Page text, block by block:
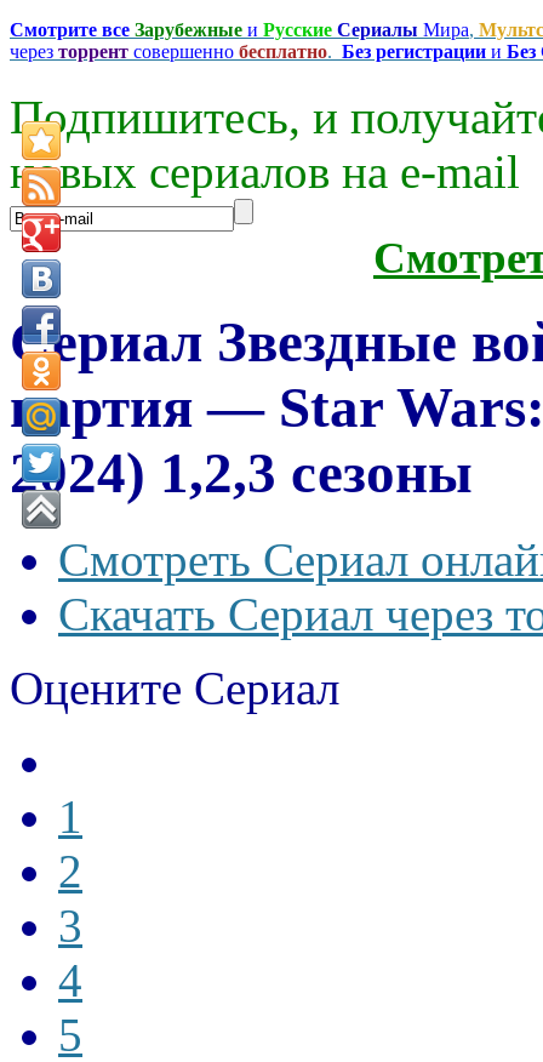
Смотрите все Зарубежные и Русские Сериалы Мира,
через торрент совершенно бесплатно. Без регистрации и
Подпишитесь, и
новых сериалов на e-mаil
Сериал Звездные
партия — Star
2024) 1,2,3 сезоны
Смотреть Сериал
Скачать Сериал через
Оцените Сериал
1
2
3
4
5